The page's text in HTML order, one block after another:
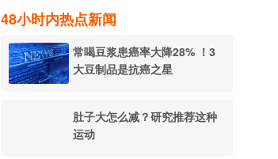
48小时内热点新闻
常喝豆浆患癌率大降28% ！3
大豆制品是抗癌之星
肚子大怎么减？研究推荐这种
运动